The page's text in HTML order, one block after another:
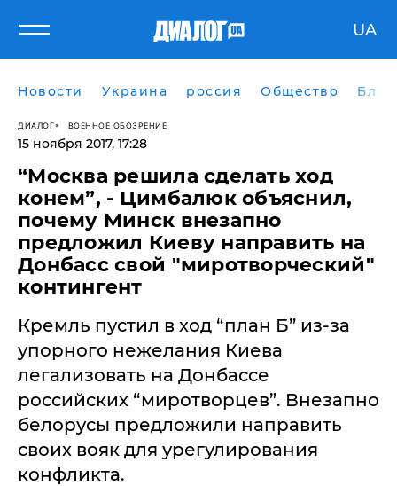
UA
Новости Украина россия Общество
ДИАЛОГ ВОЕННОЕ ОБОЗРЕНИЕ
15 ноября 2017, 17:28
​“Москва решила сделать ход
конем”, - Цимбалюк объяснил,
почему Минск внезапно
предложил Киеву направить на
Донбасс свой "миротворческий"
контингент
Кремль пустил в ход “план Б” из-за
упорного нежелания Киева
легализовать на Донбассе
российских “миротворцев”. Внезапно
белорусы предложили направить
своих вояк для урегулирования
конфликта.